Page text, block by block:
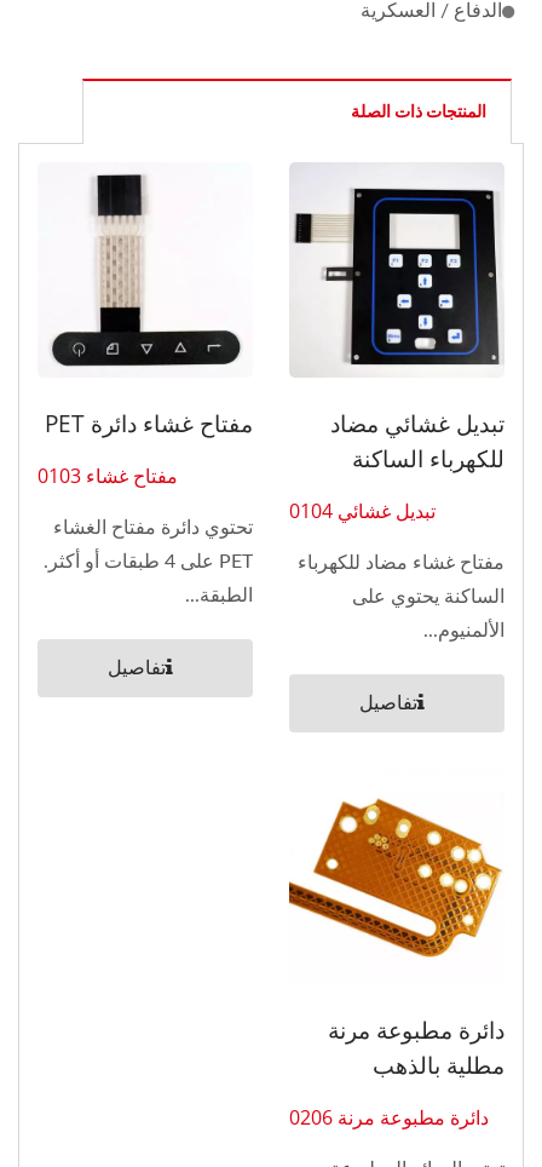
الدفاع / العسكرية
المنتجات ذات الصلة
تبديل غشائي مضاد
للكهرباء الساكنة
تبديل غشائي 0104
مفتاح غشاء مضاد للكهرباء
الساكنة يحتوي على
الألمنيوم...
تفاصيل
مفتاح غشاء دائرة PET
مفتاح غشاء 0103
تحتوي دائرة مفتاح الغشاء
PET على 4 طبقات أو أكثر.
الطبقة...
تفاصيل
دائرة مطبوعة مرنة
مطلية بالذهب
دائرة مطبوعة مرنة 0206